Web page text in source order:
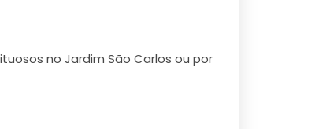
no Jardim São Carlos ou por